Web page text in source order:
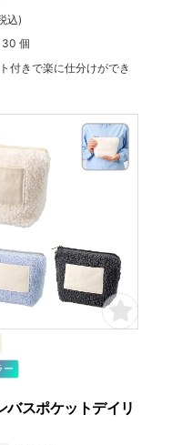
込)
30 個
付きで楽に仕分けができ
ー
バスポケットデイリ